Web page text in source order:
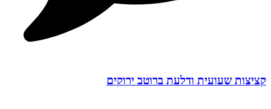
קציצות שעועית ודלעת ברוטב ירוקים